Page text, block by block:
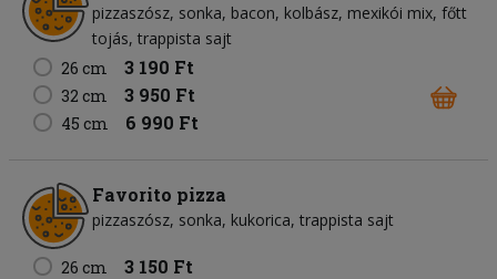
pizzaszósz sonka bacon kolbász mexikói mix főtt
tojás trappista sajt
26 cm
3 190 Ft
32 cm 3 950 Ft
45 cm 6 990 Ft
Favorito pizza
pizzaszósz sonka kukorica trappista sajt
26 cm 3 150 Ft